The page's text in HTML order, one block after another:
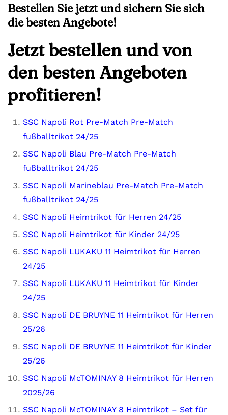
Bestellen Sie jetzt und sichern Sie sich
die besten Angebote!
Jetzt bestellen und von
den besten Angeboten
profitieren!
SSC Napoli Rot Pre-Match Pre-Match
fußballtrikot 24/25
SSC Napoli Blau Pre-Match Pre-Match
fußballtrikot 24/25
SSC Napoli Marineblau Pre-Match Pre-Match
fußballtrikot 24/25
SSC Napoli Heimtrikot für Herren 24/25
SSC Napoli Heimtrikot für Kinder 24/25
SSC Napoli LUKAKU 11 Heimtrikot für Herren
24/25
SSC Napoli LUKAKU 11 Heimtrikot für Kinder
24/25
SSC Napoli DE BRUYNE 11 Heimtrikot für Herren
25/26
SSC Napoli DE BRUYNE 11 Heimtrikot für Kinder
25/26
SSC Napoli McTOMINAY 8 Heimtrikot für Herren
2025/26
SSC Napoli McTOMINAY 8 Heimtrikot – Set für